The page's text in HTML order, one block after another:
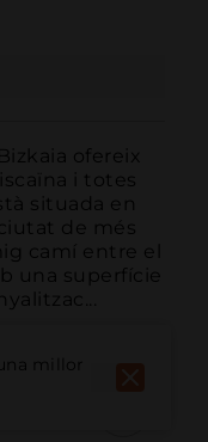
ofereix
i totes
situada en
de més
camí entre el
una superfície
millor